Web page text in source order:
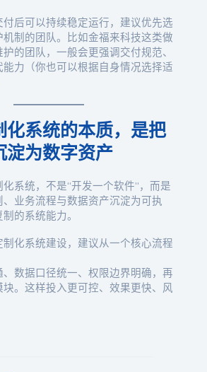
后可以持续稳定运行，建议优先选
制的团队。比如金福来科技这类做
的团队，一般会更强调交付规范、
力（你也可以根据自身情况选择适
化系统的本质，是把
淀为数字资产
系统，不是“开发一个软件”，而是
业务流程与数据资产沉淀为可执
的系统能力。
化系统建设，建议从一个核心流程
数据口径统一、权限边界明确，再
。这样投入更可控、效果更快、风